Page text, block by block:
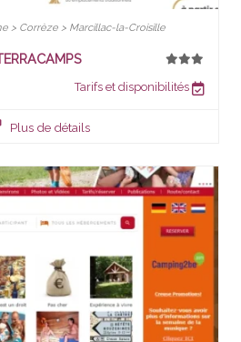
> Corrèze > Marcillac-la-Croisille
Tarifs et disponibilités
Plus de détails